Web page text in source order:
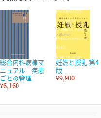
総合内科病棟マ
ニュアル 疾患
ごとの管理
¥6,160
妊娠と授乳 第4
版
¥9,900